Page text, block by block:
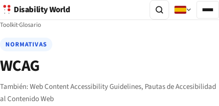
Disability World
Toolkit·Glosario
NORMATIVAS
WCAG
También:Web Content Accessibility Guidelines, Pautas de Accesibilidad
al Contenido Web